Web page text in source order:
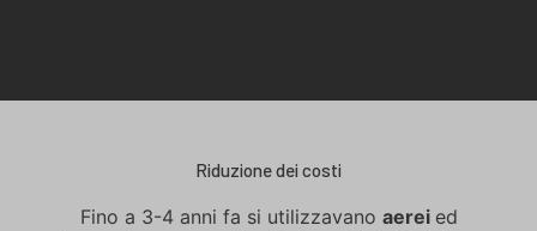
Riduzione dei costi
Fino a 3-4 anni fa si utilizzavano aerei ed